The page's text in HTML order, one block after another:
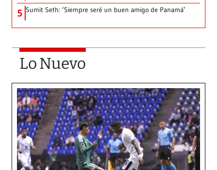
5 Sumit Seth: ‘Siempre seré un buen amigo de Panamá’
Lo Nuevo